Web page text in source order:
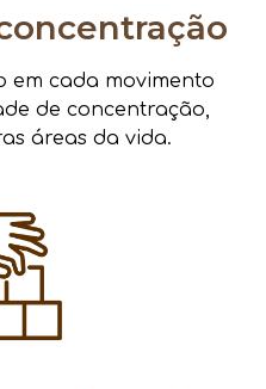
em cada movimento
de concentração,
áreas da vida.